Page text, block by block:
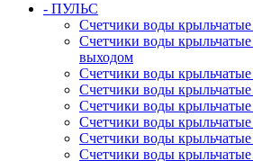
- ПУЛЬС
Счетчики воды
Счетчики воды
выходом
Счетчики воды
Счетчики воды
Счетчики воды
Счетчики воды
Счетчики воды
Счетчики воды